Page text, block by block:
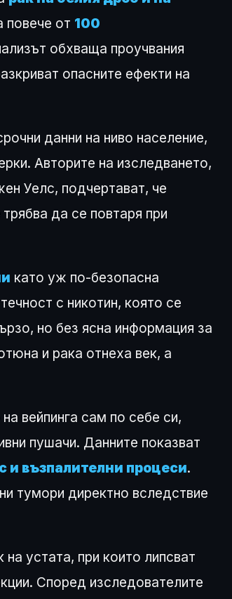
повече от 100
обхваща проучвания
опасните ефекти на
данни на ниво население,
Авторите на изследването,
Уелс, подчертават, че
да се повтаря при
като уж по-безопасна
с никотин, която се
но без ясна информация за
и рака отнеха век, а
вейпинга сам по себе си,
пушачи. Данните показват
възпалителни процеси.
тумори директно вследствие
устата, при които липсват
Според изследователите